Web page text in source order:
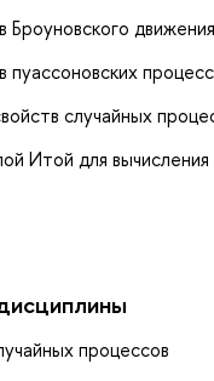
случайных
Итой для
процессов